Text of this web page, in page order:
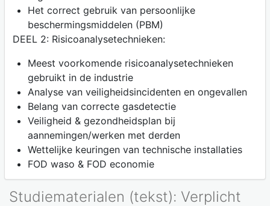
Het correct gebruik van persoonlijke
beschermingsmiddelen (PBM)
DEEL 2: Risicoanalysetechnieken:
Meest voorkomende risicoanalysetechnieken
gebruikt in de industrie
Analyse van veiligheidsincidenten en ongevallen
Belang van correcte gasdetectie
Veiligheid & gezondheidsplan bij
aannemingen/werken met derden
Wettelijke keuringen van technische installaties
FOD waso & FOD economie
Studiematerialen (tekst): Verplicht